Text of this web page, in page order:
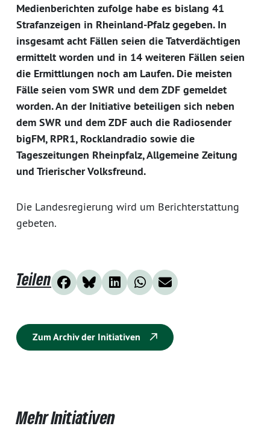
Medienberichten zufolge habe es bislang 41
Strafanzeigen in Rheinland-Pfalz gegeben. In
insgesamt acht Fällen seien die Tatverdächtigen
ermittelt worden und in 14 weiteren Fällen seien
die Ermittlungen noch am Laufen. Die meisten
Fälle seien vom SWR und dem ZDF gemeldet
worden. An der Initiative beteiligen sich neben
dem SWR und dem ZDF auch die Radiosender
bigFM, RPR1, Rocklandradio sowie die
Tageszeitungen Rheinpfalz, Allgemeine Zeitung
und Trierischer Volksfreund.
Die Landesregierung wird um Berichterstattung
gebeten.
Teilen
Zum Archiv der Initiativen
Mehr Initiativen